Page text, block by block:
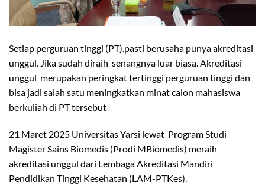
Setiap perguruan tinggi (PT).pasti berusaha punya akreditasi
unggul. Jika sudah diraih senangnya luar biasa. Akreditasi
unggul merupakan peringkat tertinggi perguruan tinggi dan
bisa jadi salah satu meningkatkan minat calon mahasiswa
berkuliah di PT tersebut
21 Maret 2025 Universitas Yarsi lewat Program Studi
Magister Sains Biomedis (Prodi MBiomedis) meraih
akreditasi unggul dari Lembaga Akreditasi Mandiri
Pendidikan Tinggi Kesehatan (LAM-PTKes).